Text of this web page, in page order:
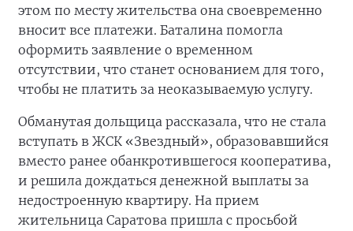
этом по месту жительства она своевременно
вносит все платежи. Баталина помогла
оформить заявление о временном
отсутствии, что станет основанием для того,
чтобы не платить за неоказываемую услугу.
Обманутая дольщица рассказала, что не стала
вступать в ЖСК «Звездный», образовавшийся
вместо ранее обанкротившегося кооператива,
и решила дождаться денежной выплаты за
недостроенную квартиру. На прием
жительница Саратова пришла с просьбой